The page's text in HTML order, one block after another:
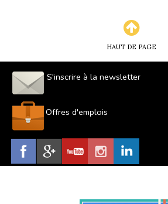
HAUT DE PAGE
S'inscrire à la newsletter
Offres d'emplois